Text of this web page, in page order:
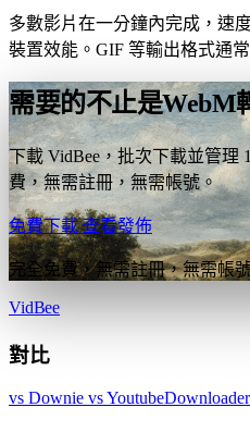
多數影片在一分鐘內完成，速
裝置效能。GIF 等輸出格式通
需要的不止是WebM
下載 VidBee，批次下載並管理
費，無需註冊，無需帳號。
免費下載查看發佈
完全免費，無需註冊，無需帳
VidBee
對比
vs Downie vs YoutubeDownloader